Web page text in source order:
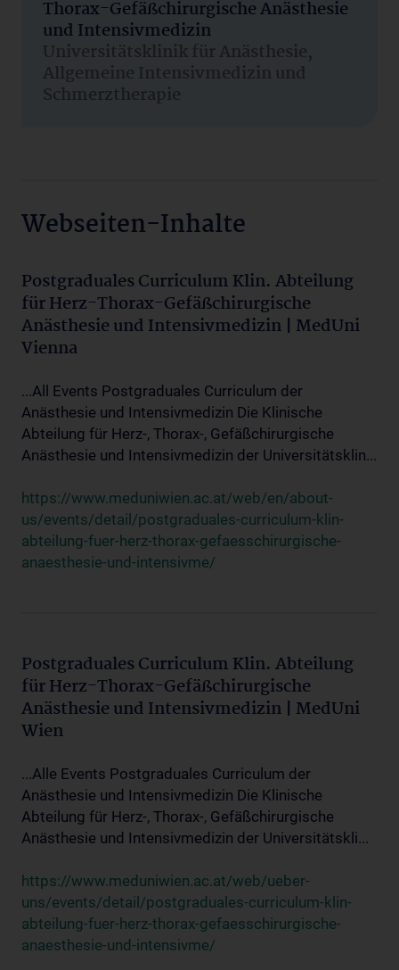
Thorax-Gefäßchirurgische Anästhesie
und Intensivmedizin
Universitätsklinik für Anästhesie,
Allgemeine Intensivmedizin und
Schmerztherapie
Webseiten-Inhalte
Postgraduales Curriculum Klin. Abteilung
für Herz-Thorax-Gefäßchirurgische
Anästhesie und Intensivmedizin | MedUni
Vienna
...All Events Postgraduales Curriculum der
Anästhesie und Intensivmedizin Die Klinische
Abteilung für Herz-, Thorax-, Gefäßchirurgische
Anästhesie und Intensivmedizin der Universitätsklin...
https://www.meduniwien.ac.at/web/en/about-
us/events/detail/postgraduales-curriculum-klin-
abteilung-fuer-herz-thorax-gefaesschirurgische-
anaesthesie-und-intensivme/
Postgraduales Curriculum Klin. Abteilung
für Herz-Thorax-Gefäßchirurgische
Anästhesie und Intensivmedizin | MedUni
Wien
...Alle Events Postgraduales Curriculum der
Anästhesie und Intensivmedizin Die Klinische
Abteilung für Herz-, Thorax-, Gefäßchirurgische
Anästhesie und Intensivmedizin der Universitätskli...
https://www.meduniwien.ac.at/web/ueber-
uns/events/detail/postgraduales-curriculum-klin-
abteilung-fuer-herz-thorax-gefaesschirurgische-
anaesthesie-und-intensivme/